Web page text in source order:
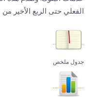
الفعلي حتى الربع الأخير من عام
جدول ملخص